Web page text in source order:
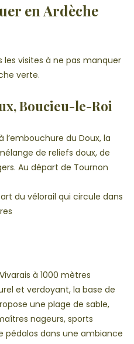
en Ardèche
visites à ne pas manquer
verte.
Boucieu-le-Roi
du Doux, la
de reliefs doux, de
Au départ de Tournon
du vélorail qui circule dans
à 1000 mètres
et verdoyant, la base de
une plage de sable,
nageurs, sports
pédalos dans une ambiance